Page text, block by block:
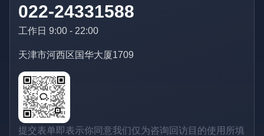
022-24331588
工作日 9:00 - 22:00
天津市河西区国华大厦1709
提交表单即表示你同意我们仅为咨询回访目的使用所填